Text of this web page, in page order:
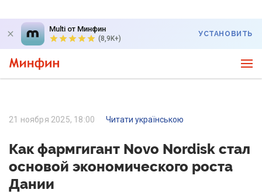
Multi от Минфин
(8,9K+)
УСТАНОВИТЬ
21 ноября 2025, 18:00 Читати українською
Как фармгигант Novo Nordisk стал
основой экономического роста
Дании